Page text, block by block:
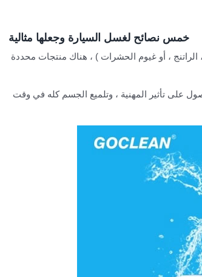
خمس نصائح لغسل السيارة وجعلها مثالية
، أو غيوم الحشرات ) ، هناك منتجات محددة
على تأثير المهنية ، وتلميع الجسم كله في وقت